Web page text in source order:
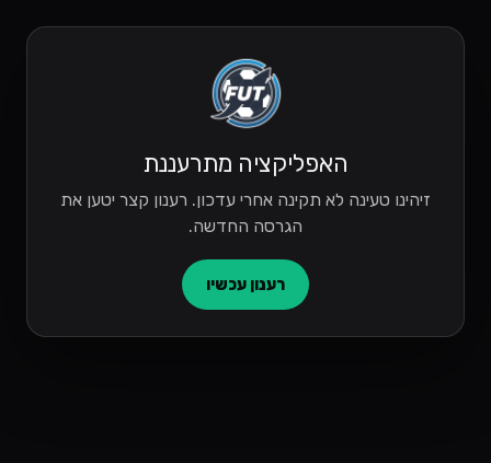
האפליקציה מתרעננת
זיהינו טעינה לא תקינה אחרי עדכון. רענון קצר יטען את
הגרסה החדשה.
רענון עכשיו